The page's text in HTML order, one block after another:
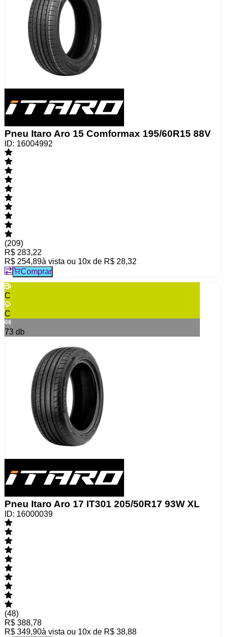
Pneu Itaro Aro 15 Comformax 195/60R15 88V
ID: 16004992
(209)
R$ 283,22
R$ 254,89à vista ou 10x de R$ 28,32
Comprar
C
C
73 db
Pneu Itaro Aro 17 IT301 205/50R17 93W XL
ID: 16000039
(48)
R$ 388,78
R$ 349,90à vista ou 10x de R$ 38,88